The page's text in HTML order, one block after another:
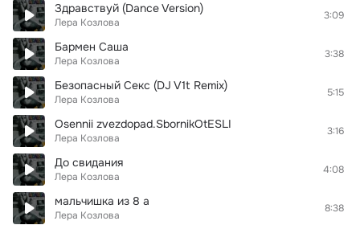
Здравствуй (Dance Version)
Лера Козлова
3:09
Бармен Саша
Лера Козлова
3:38
Безопасный Секс (DJ V1t Remix)
Лера Козлова
5:15
Osennii zvezdopad.SbornikOtESLI
Лера Козлова
3:16
До свидания
Лера Козлова
4:08
мальчишка из 8 а
Лера Козлова
8:38